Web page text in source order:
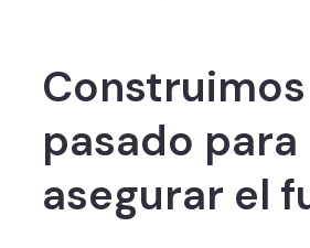
pasado para
asegurar el